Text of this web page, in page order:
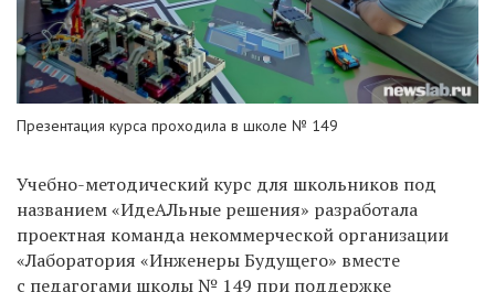
Презентация курса проходила в школе № 149
Учебно-методический курс для школьников под
названием«ИдеАЛьные решения» разработала
проектная команда некоммерческой организации
«Лаборатория «Инженеры Будущего» вместе
с педагогами школы № 149 при поддержке